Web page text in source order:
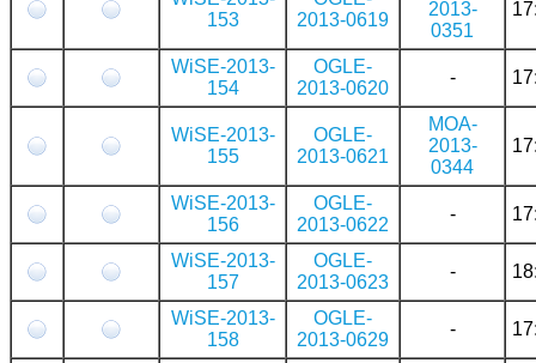
153
2013-0619
2013-
0351
WiSE-2013-
154
OGLE-
2013-0620
-
WiSE-2013-
155
OGLE-
2013-0621
MOA-
2013-
0344
WiSE-2013-
156
OGLE-
2013-0622
-
WiSE-2013-
157
OGLE-
2013-0623
-
WiSE-2013-
158
OGLE-
2013-0629
-